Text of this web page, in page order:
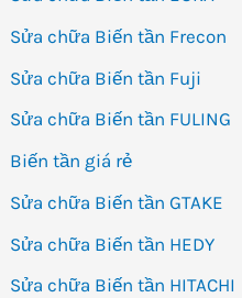
Sửa chữa Biến tần Frecon
Sửa chữa Biến tần Fuji
Sửa chữa Biến tần FULING
Biến tần giá rẻ
Sửa chữa Biến tần GTAKE
Sửa chữa Biến tần HEDY
Sửa chữa Biến tần HITACHI